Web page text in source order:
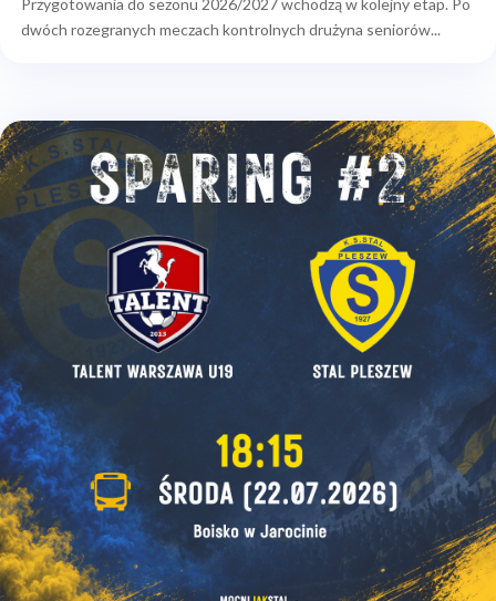
Przygotowania do sezonu 2026/2027 wchodzą w kolejny etap. Po
dwóch rozegranych meczach kontrolnych drużyna seniorów...